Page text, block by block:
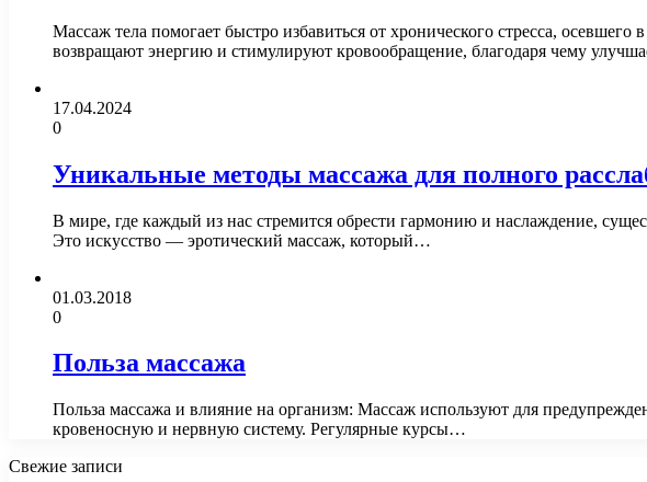
Массаж тела помогает быстро избавиться от хронического стресса,
возвращают энергию и стимулируют кровообращение, благодаря чему
17.04.2024
0
Уникальные методы массажа для полного
В мире, где каждый из нас стремится обрести гармонию и наслаждение,
Это искусство — эротический массаж, который…
01.03.2018
0
Польза массажа
Польза массажа и влияние на организм: Массаж используют для
кровеносную и нервную систему. Регулярные курсы…
Свежие записи